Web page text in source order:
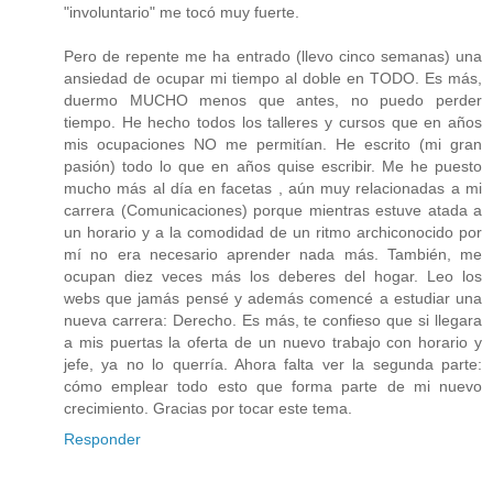
"involuntario" me tocó muy fuerte.
Pero de repente me ha entrado (llevo cinco semanas) una
ansiedad de ocupar mi tiempo al doble en TODO. Es más,
duermo MUCHO menos que antes, no puedo perder
tiempo. He hecho todos los talleres y cursos que en años
mis ocupaciones NO me permitían. He escrito (mi gran
pasión) todo lo que en años quise escribir. Me he puesto
mucho más al día en facetas , aún muy relacionadas a mi
carrera (Comunicaciones) porque mientras estuve atada a
un horario y a la comodidad de un ritmo archiconocido por
mí no era necesario aprender nada más. También, me
ocupan diez veces más los deberes del hogar. Leo los
webs que jamás pensé y además comencé a estudiar una
nueva carrera: Derecho. Es más, te confieso que si llegara
a mis puertas la oferta de un nuevo trabajo con horario y
jefe, ya no lo querría. Ahora falta ver la segunda parte:
cómo emplear todo esto que forma parte de mi nuevo
crecimiento. Gracias por tocar este tema.
Responder